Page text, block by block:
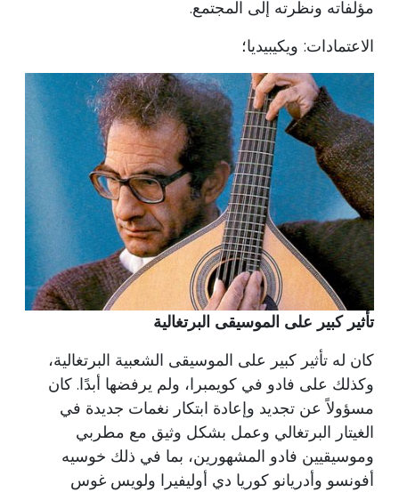
مؤلفاته ونظرته إلى المجتمع.
الاعتمادات: ويكيبيديا؛
تأثير كبير على الموسيقى البرتغالية
كان له تأثير كبير على الموسيقى الشعبية البرتغالية،
وكذلك على فادو في كويمبرا، ولم يرفضها أبدًا. كان
مسؤولاً عن تجديد وإعادة ابتكار نغمات جديدة في
الغيتار البرتغالي وعمل بشكل وثيق مع مطربي
وموسيقيين فادو المشهورين، بما في ذلك خوسيه
أفونسو وأدريانو كوريا دي أوليفيرا ولويس غوس